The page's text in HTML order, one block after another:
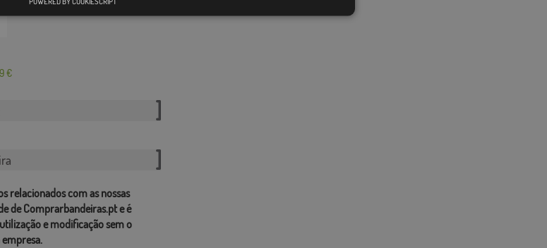
€
relacionados com as nossas
de Comprarbandeiras.pt e é
e modificação sem o